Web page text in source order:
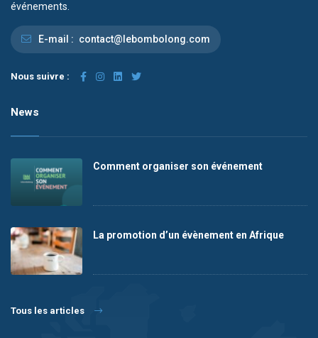
événements.
E-mail : contact@lebombolong.com
Nous suivre :
News
Comment organiser son événement
La promotion d’un évènement en Afrique
Tous les articles